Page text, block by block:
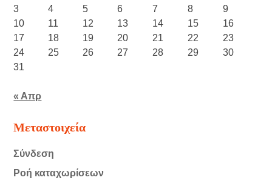
3
4 5 6 7 8
9
10
11 12 13 14 15
16
17
18 19 20 21 22
23
24
25 26 27 28 29
30
31
« Απρ
Μεταστοιχεία
Σύνδεση
Ροή καταχωρίσεων